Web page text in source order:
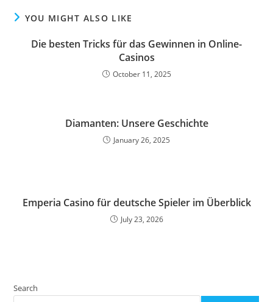
YOU MIGHT ALSO LIKE
Die besten Tricks für das Gewinnen in Online-
Casinos
October 11, 2025
Diamanten: Unsere Geschichte
January 26, 2025
Emperia Casino für deutsche Spieler im Überblick
July 23, 2026
Search